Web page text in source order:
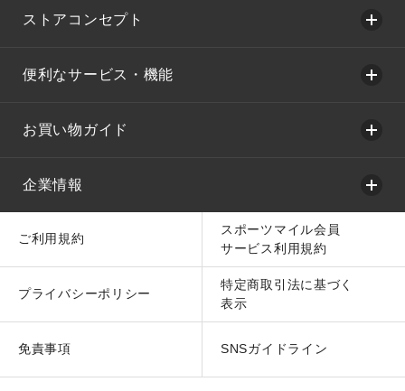
ストアコンセプト
便利なサービス・機能
お買い物ガイド
企業情報
ご利用規約
スポーツマイル会員
サービス利用規約
プライバシーポリシー
特定商取引法に基づく
表示
免責事項 SNSガイドライン